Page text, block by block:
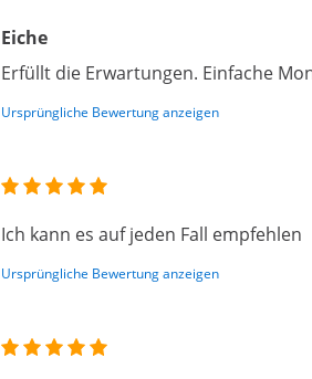
Eiche
Erfüllt die Erwartungen. Einfache
Ursprüngliche Bewertung anzeigen
Ich kann es auf jeden Fall empfehlen
Ursprüngliche Bewertung anzeigen